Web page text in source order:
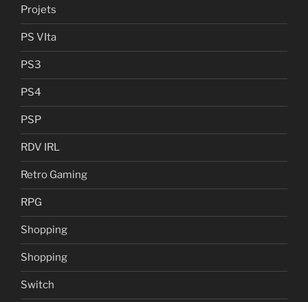
Projets
PS VIta
PS3
PS4
PSP
RDV IRL
Retro Gaming
RPG
Shopping
Shopping
Switch